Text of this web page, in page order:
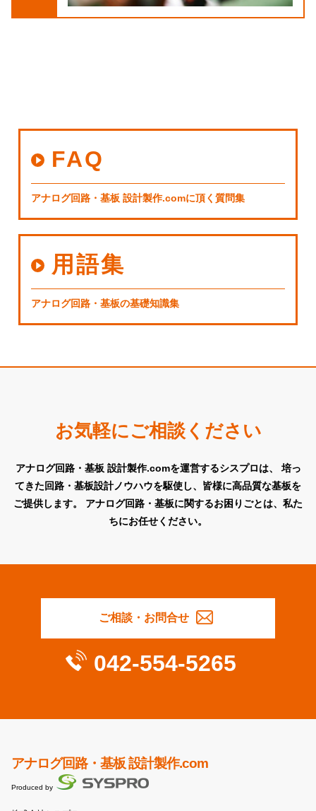
FAQ
アナログ回路・基板 設計製作.comに頂く質問集
用語集
アナログ回路・基板の基礎知識集
お気軽にご相談ください
アナログ回路・基板 設計製作.comを運営するシスプロは、
培っ
てきた回路・基板設計ノウハウを駆使し、皆様に高品質な基板を
ご提供します。
アナログ回路・基板に関するお困りごとは、私た
ちにお任せください。
ご相談・お問合せ
042-554-5265
アナログ回路・基板 設計製作.com
Produced by